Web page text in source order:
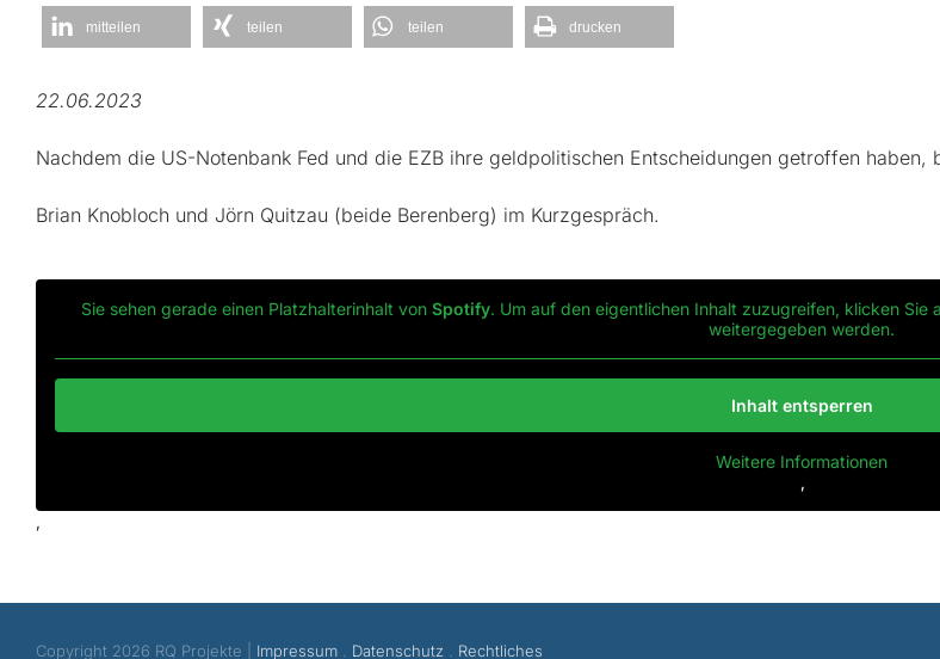
mitteilen teilen teilen drucken
22.06.2023
Nachdem die US-Notenbank Fed und die EZB ihre geldpolitischen Entscheidungen getroffen
Brian Knobloch und Jörn Quitzau (beide Berenberg) im Kurzgespräch.
Sie sehen gerade einen Platzhalterinhalt von Spotify. Um auf den eigentlichen Inhalt zuzugreifen, klicken
weitergegeben werden.
Inhalt entsperren
Weitere Informationen
‚
‚
Copyright 2026 RQ Projekte | Impressum . Datenschutz . Rechtliches